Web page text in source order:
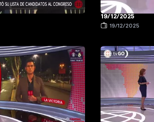
19/12/2025
19/12/2025